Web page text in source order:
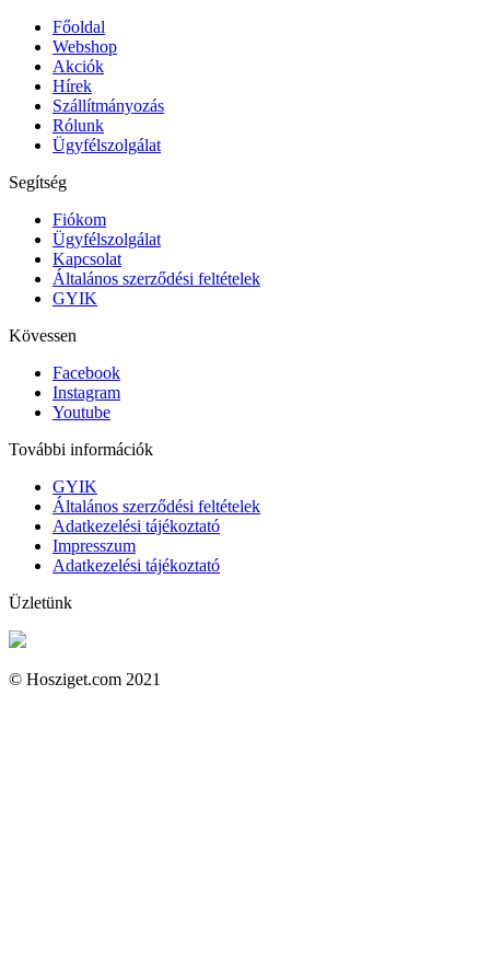
Főoldal
Webshop
Akciók
Hírek
Szállítmányozás
Rólunk
Ügyfélszolgálat
Segítség
Fiókom
Ügyfélszolgálat
Kapcsolat
Általános szerződési feltételek
GYIK
Kövessen
Facebook
Instagram
Youtube
További információk
GYIK
Általános szerződési feltételek
Adatkezelési tájékoztató
Impresszum
Adatkezelési tájékoztató
Üzletünk
© Hosziget.com 2021